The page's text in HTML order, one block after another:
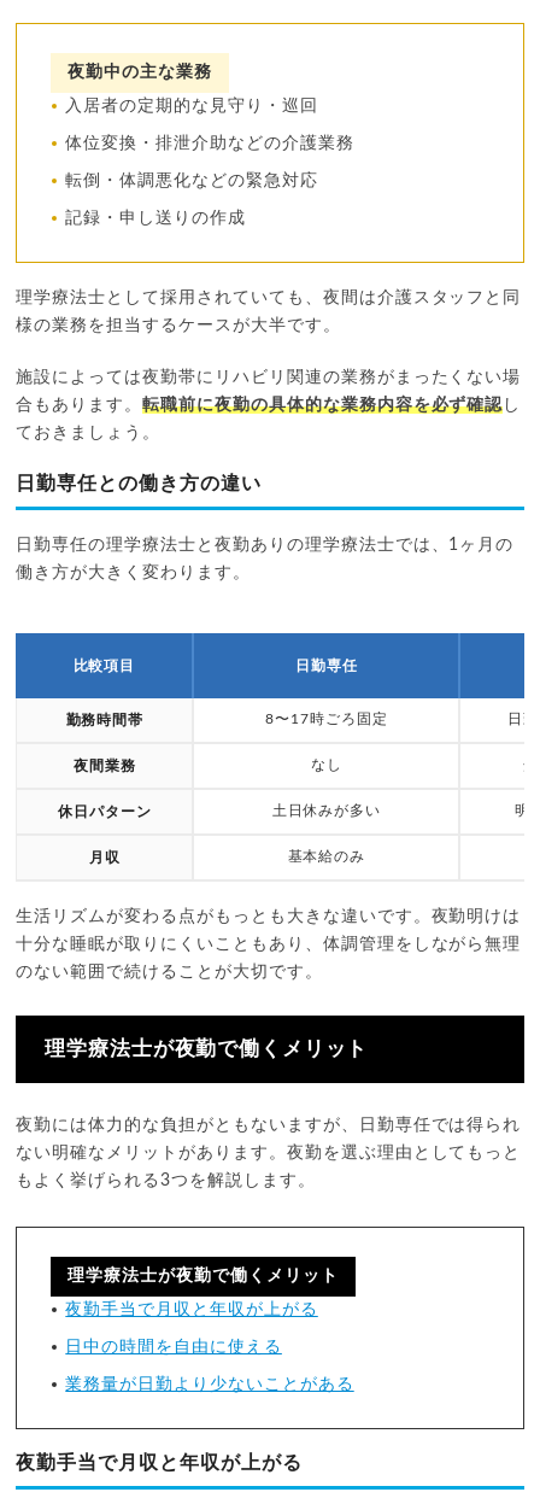
夜勤中の主な業務
入居者の定期的な見守り・巡回
体位変換・排泄介助などの介護業務
転倒・体調悪化などの緊急対応
記録・申し送りの作成
理学療法士として採用されていても、夜間は介護スタッフと同
様の業務を担当するケースが大半です。
施設によっては夜勤帯にリハビリ関連の業務がまったくない場
合もあります。転職前に夜勤の具体的な業務内容を必ず確認 し
ておきましょう。
日勤専任との働き方の違い
日勤専任の理学療法士と夜勤ありの理学療法士では、1ヶ月の
働き方が大きく変わります。
比較項目 日勤専任
勤務時間帯 8〜17時ごろ固定 日
夜間業務 なし
休日パターン 土日休みが多い 明
月収 基本給のみ
生活リズムが変わる点がもっとも大きな違いです。夜勤明けは
十分な睡眠が取りにくいこともあり、体調管理をしながら無理
のない範囲で続けることが大切です。
理学療法士が夜勤で働くメリット
夜勤には体力的な負担がともないますが、日勤専任では得られ
ない明確なメリットがあります。夜勤を選ぶ理由としてもっと
もよく挙げられる3つを解説します。
理学療法士が夜勤で働くメリット
夜勤手当で月収と年収が上がる
日中の時間を自由に使える
業務量が日勤より少ないことがある
夜勤手当で月収と年収が上がる